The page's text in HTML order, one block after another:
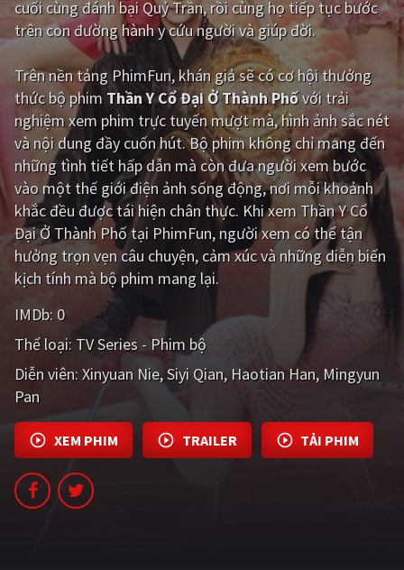
Giật gân Gia đình
Bí ẩn Lịch sử
Viễn Tây Tiểu sử
GameShow DramaTV
QUỐC GIA
Âu - Mỹ Trung Quốc - Hồng Kông
Hàn Quốc Nhật Bản
Tổng hợp
CẬP NHẬT
PHIM MỚI
PHIM BỘ
PHIM LẺ
cuối cùng đánh bại Quỷ Trần, rồi cùng họ tiếp tục bước
trên con đường hành y cứu người và giúp đời.
Trên nền tảngPhimFun, khán giả sẽ có cơ hội thưởng
thức bộ phim Thần Y Cổ Đại Ở Thành Phốvới trải
nghiệm xem phim trực tuyến mượt mà, hình ảnh sắc nét
và nội dung đầy cuốn hút. Bộ phim không chỉ mang đến
những tình tiết hấp dẫn mà còn đưa người xem bước
vào một thế giới điện ảnh sống động, nơi mỗi khoảnh
khắc đều được tái hiện chân thực. Khi xem Thần Y Cổ
Đại Ở Thành Phố tại PhimFun, người xem có thể tận
hưởng trọn vẹn câu chuyện, cảm xúc và những diễn biến
kịch tính mà bộ phim mang lại.
IMDb: 0
Thể loại: TV Series - Phim bộ
Diễn viên: Xinyuan Nie Siyi Qian Haotian Han Mingyun
Pan
XEM PHIM TRAILER TẢI PHIM